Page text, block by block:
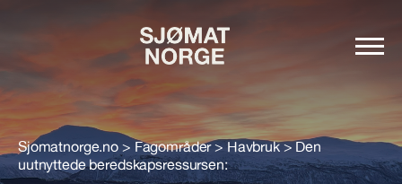
Sjomatnorge.no > Fagområder>Havbruk>Den
uutnyttede beredskapsressursen: